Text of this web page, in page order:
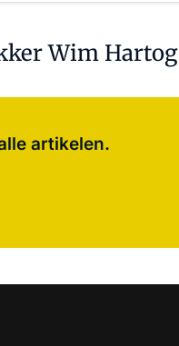
Wim Hartog
artikelen.